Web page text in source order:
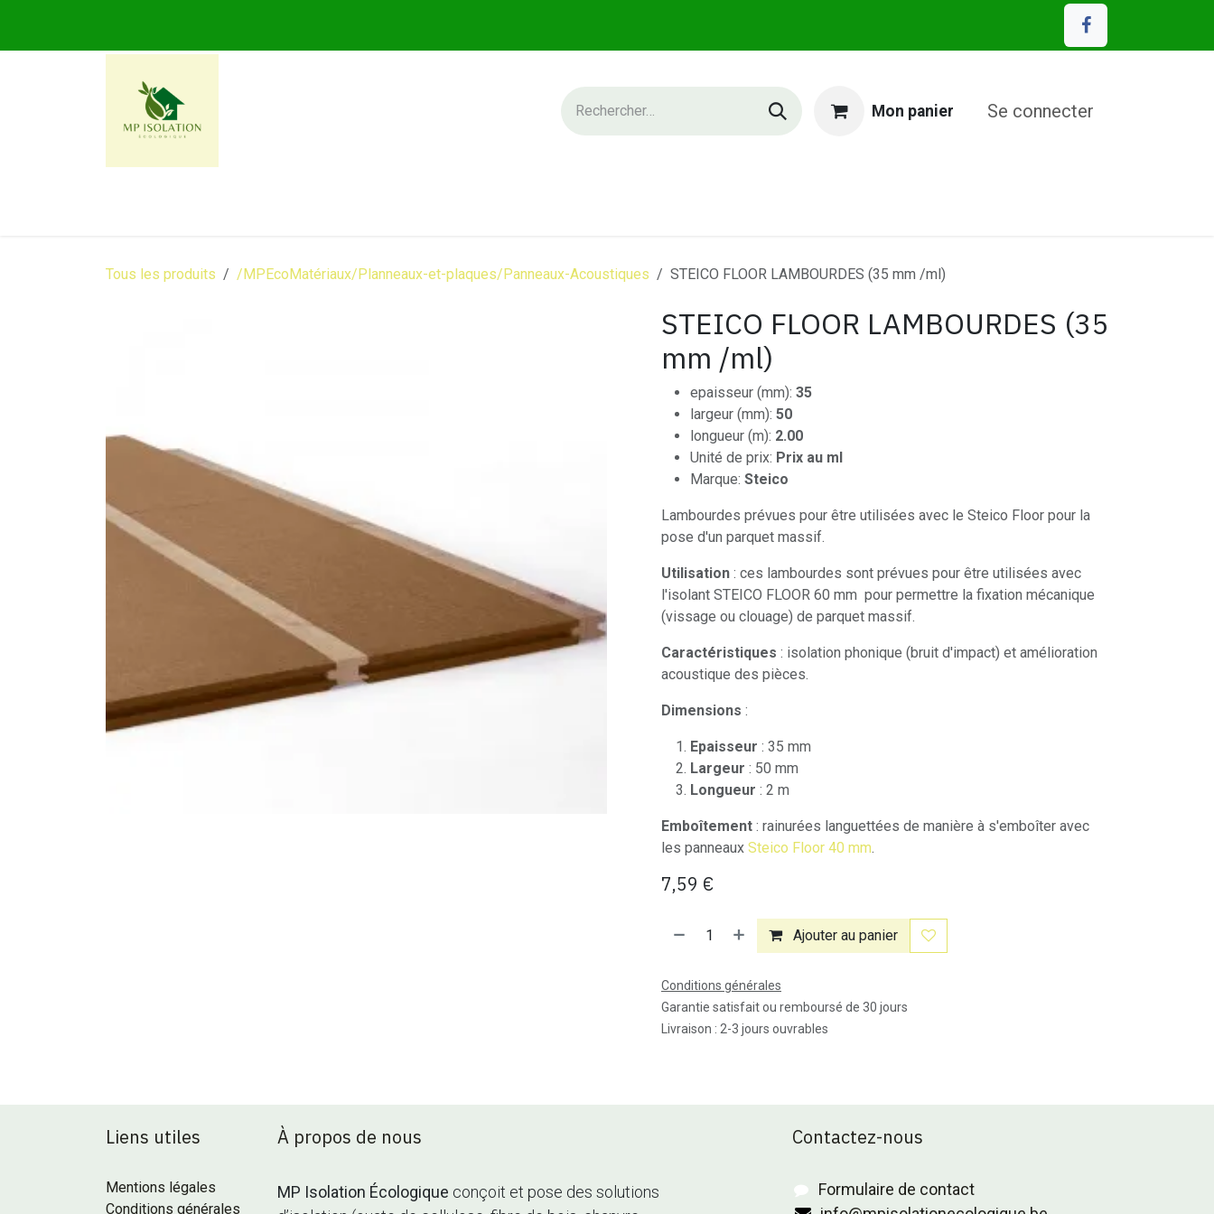
Mon panier Se connecter
Tous les produits /MPEcoMatériaux/Planneaux-et-plaques/Panneaux-Acoustiques STEICO FLOOR LAMBOURDES (35 mm /ml)
STEICO FLOOR LAMBOURDES (35
mm /ml)
epaisseur (mm): 35
largeur (mm): 50
longueur (m): 2.00
Unité de prix: Prix au ml
Marque: Steico
Lambourdes prévues pour être utilisées avec le Steico Floor pour la
pose d'un parquet massif.
Utilisation : ces lambourdes sont prévues pour être utilisées avec
l'isolant STEICO FLOOR 60 mm pour permettre la fixation mécanique
(vissage ou clouage) de parquet massif.
Caractéristiques : isolation phonique (bruit d'impact) et amélioration
acoustique des pièces.
Dimensions :
Epaisseur : 35 mm
Largeur : 50 mm
Longueur : 2 m
Emboîtement : rainurées languettées de manière à s'emboîter avec
les panneaux Steico Floor 40 mm.
7,59 €
Ajouter au panier
Conditions générales
Garantie satisfait ou remboursé de 30 jours
Livraison : 2-3 jours ouvrables
Liens utiles
Mentions légales
Conditions générales
À propos de nous
MP Isolation Écologique conçoit et pose des solutions
Contactez-nous
Formulaire de contact